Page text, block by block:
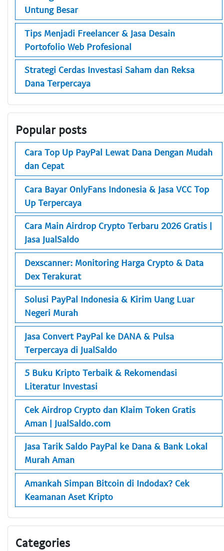
Untung Besar
Tips Menjadi Freelancer & Jasa Desain
Portofolio Web Profesional
Strategi Cerdas Investasi Saham dan Reksa
Dana Terpercaya
Popular posts
Cara Top Up PayPal Lewat Dana Dengan Mudah
dan Cepat
Cara Bayar OnlyFans Indonesia & Jasa VCC Top
Up Terpercaya
Cara Main Airdrop Crypto Terbaru 2026 Gratis |
Jasa JualSaldo
Dexscanner: Monitoring Harga Crypto & Data
Dex Terakurat
Solusi PayPal Indonesia & Kirim Uang Luar
Negeri Murah
Jasa Convert PayPal ke DANA & Pulsa
Terpercaya di JualSaldo
5 Buku Kripto Terbaik & Rekomendasi
Literatur Investasi
Cek Airdrop Crypto dan Klaim Token Gratis
Aman | JualSaldo.com
Jasa Tarik Saldo PayPal ke Dana & Bank Lokal
Murah Aman
Amankah Simpan Bitcoin di Indodax? Cek
Keamanan Aset Kripto
Categories